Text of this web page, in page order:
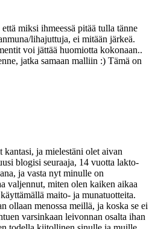
miksi ihmeessä pitää tulla tänne
lihajuttuja, ei mitään järkeä.
voi jättää huomiotta kokonaan..
jatka samaan malliin :) Tämä on
kantasi, ja mielestäni olet aivan
blogisi seuraaja, 14 vuotta lakto-
ja vasta nyt minulle on
valjennut, miten olen kaiken aikaa
maito- ja munatuotteita.
ollaan menossa meillä, ja koska se ei
varsinkaan leivonnan osalta ihan